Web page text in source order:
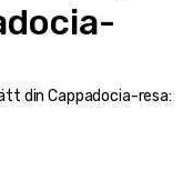
din Cappadocia-resa: